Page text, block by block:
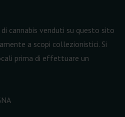
cannabis venduti su questo sito
a scopi collezionistici. Si
prima di effettuare un